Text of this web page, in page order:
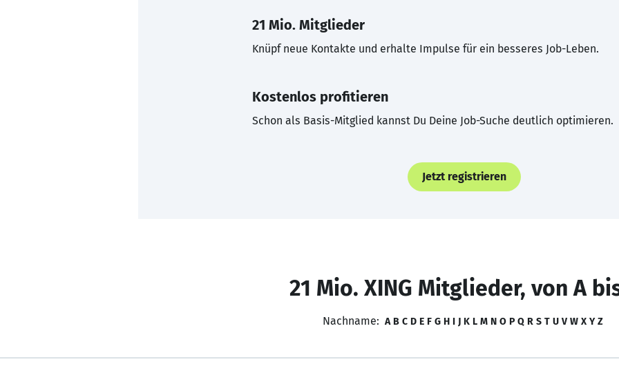
21 Mio. Mitglieder
Knüpf neue Kontakte und erhalte Impulse für ein besseres Job-Leben.
Kostenlos profitieren
Schon als Basis-Mitglied kannst Du Deine Job-Suche deutlich optimieren.
Jetzt registrieren
21 Mio. XING Mitglieder, von A
Nachname: A B C D E F G H I J K L M N O P Q R S T U V W X Y Z